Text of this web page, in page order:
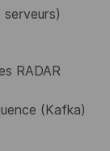
RADAR
(Kafka)